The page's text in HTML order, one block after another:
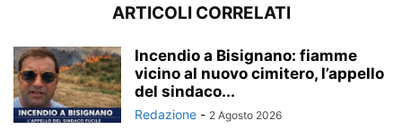
ARTICOLI CORRELATI
Incendio a Bisignano: fiamme
vicino al nuovo cimitero, l’appello
del sindaco...
Redazione - 2 Agosto 2026